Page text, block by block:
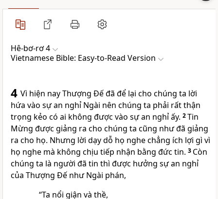
Hê-bơ-rơ 4
Vietnamese Bible: Easy-to-Read Version
4 Vì hiện nay Thượng Đế đã để lại cho chúng ta lời
hứa vào sự an nghỉ Ngài nên chúng ta phải rất thận
trọng kẻo có ai không được vào sự an nghỉ ấy. 2Tin
Mừng được giảng ra cho chúng ta cũng như đã giảng
ra cho họ. Nhưng lời dạy dỗ họ nghe chẳng ích lợi gì vì
họ nghe mà không chịu tiếp nhận bằng đức tin. 3 Còn
chúng ta là người đã tin thì được hưởng sự an nghỉ
của Thượng Đế như Ngài phán,
“Ta nổi giận và thề,